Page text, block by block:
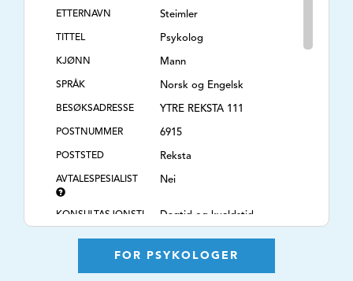
ETTERNAVN Steimler
TITTEL Psykolog
KJØNN Mann
SPRÅK Norsk og Engelsk
BESØKSADRESSE YTRE REKSTA 111
POSTNUMMER 6915
POSTSTED Reksta
AVTALESPESIALIST Nei
KONSULTASJONSTI
DER
Dagtid og kveldstid
47614302
NETTSIDE https://www.serona.no/
FOR PSYKOLOGER